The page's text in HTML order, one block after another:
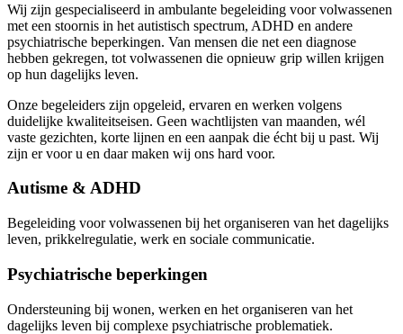
Wij zijn gespecialiseerd in ambulante begeleiding voor volwassenen
met een stoornis in het autistisch spectrum, ADHD en andere
psychiatrische beperkingen. Van mensen die net een diagnose
hebben gekregen, tot volwassenen die opnieuw grip willen krijgen
op hun dagelijks leven.
Onze begeleiders zijn opgeleid, ervaren en werken volgens
duidelijke kwaliteitseisen. Geen wachtlijsten van maanden, wél
vaste gezichten, korte lijnen en een aanpak die écht bij u past. Wij
zijn er voor u en daar maken wij ons hard voor.
Autisme & ADHD
Begeleiding voor volwassenen bij het organiseren van het dagelijks
leven, prikkelregulatie, werk en sociale communicatie.
Psychiatrische beperkingen
Ondersteuning bij wonen, werken en het organiseren van het
dagelijks leven bij complexe psychiatrische problematiek.